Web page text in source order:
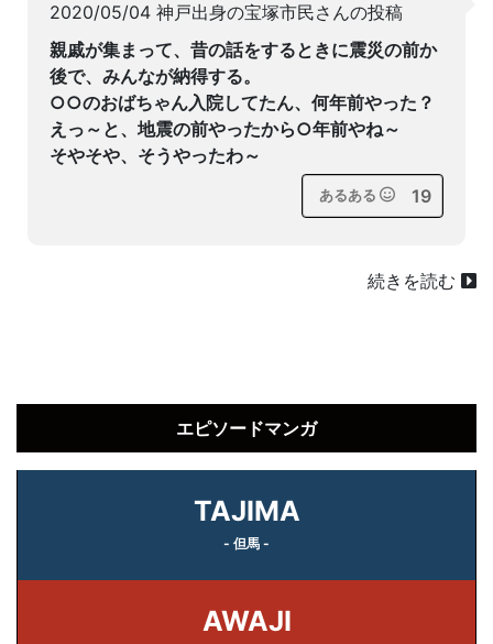
2020/05/04 神戸出身の宝塚市民さんの投稿
親戚が集まって、昔の話をするときに震災の前か
後で、みんなが納得する。
○○のおばちゃん入院してたん、何年前やった？
えっ～と、地震の前やったから○年前やね～
そやそや、そうやったわ～
あるある 19
続きを読む
エピソードマンガ
TAJIMA
- 但馬 -
AWAJI